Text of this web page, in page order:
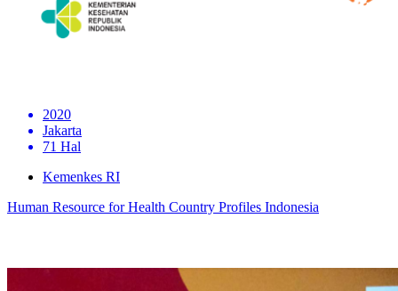
2020
Jakarta
71 Hal
Kemenkes RI
Human Resource for Health Country Profiles Indonesia